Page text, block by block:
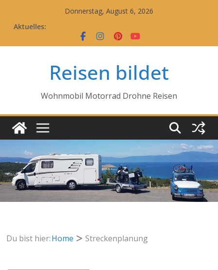
Donnerstag, August 6, 2026
Aktuelles:
Reisen bildet
Wohnmobil Motorrad Drohne Reisen
Du bist hier:Home Streckenplanung